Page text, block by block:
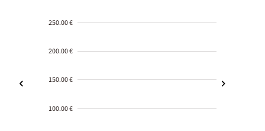
250.00 €
200.00 €
150.00 €
100.00 €